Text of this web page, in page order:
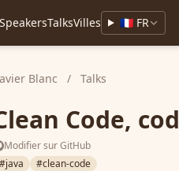
SpeakersTalksVilles 🇫🇷 FR
Blanc / Talks
Code,
Modifier sur GitHub
#java
#clean-code